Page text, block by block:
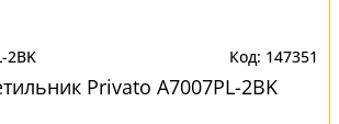
2BK 147351
Privato A7007PL-2BK